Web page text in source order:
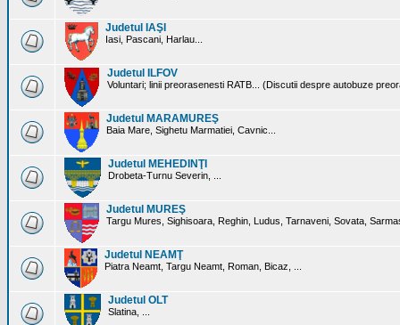
Judetul IAŞI
Iasi, Pascani, Harlau...
Judetul ILFOV
Voluntari; linii preorasenesti RATB... (Discutii despre autobuze
Judetul MARAMUREŞ
Baia Mare, Sighetu Marmatiei, Cavnic...
Judetul MEHEDINŢI
Drobeta-Turnu Severin, ...
Judetul MUREŞ
Targu Mures, Sighisoara, Reghin, Ludus, Tarnaveni, Sovata,
Judetul NEAMŢ
Piatra Neamt, Targu Neamt, Roman, Bicaz, ...
Judetul OLT
Slatina, ...